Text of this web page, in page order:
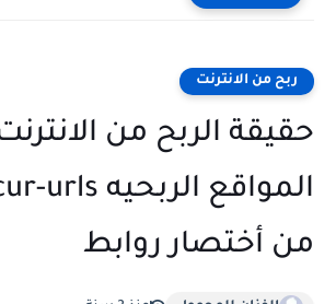
ربح من الانترنت
حقيقة الربح من
من أختصار روابط